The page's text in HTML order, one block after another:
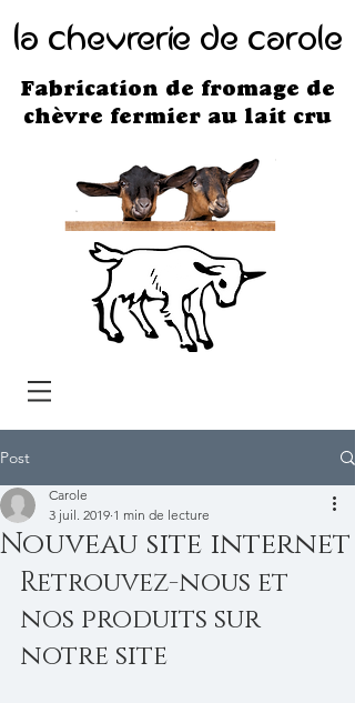
La chevrerie de Carole
Fabrication de fromage de
chèvre fermier au lait cru
Post
Nouveau site internet
Carole
3 juil. 2019 1 min de lecture
Retrouvez-nous et
nos produits sur
notre site